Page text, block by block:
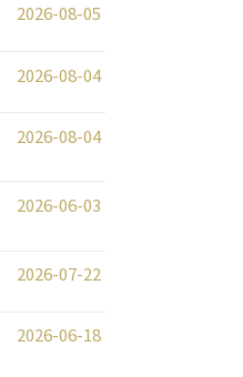
2026-08-05
2026-08-04
2026-08-04
2026-06-03
2026-07-22
2026-06-18